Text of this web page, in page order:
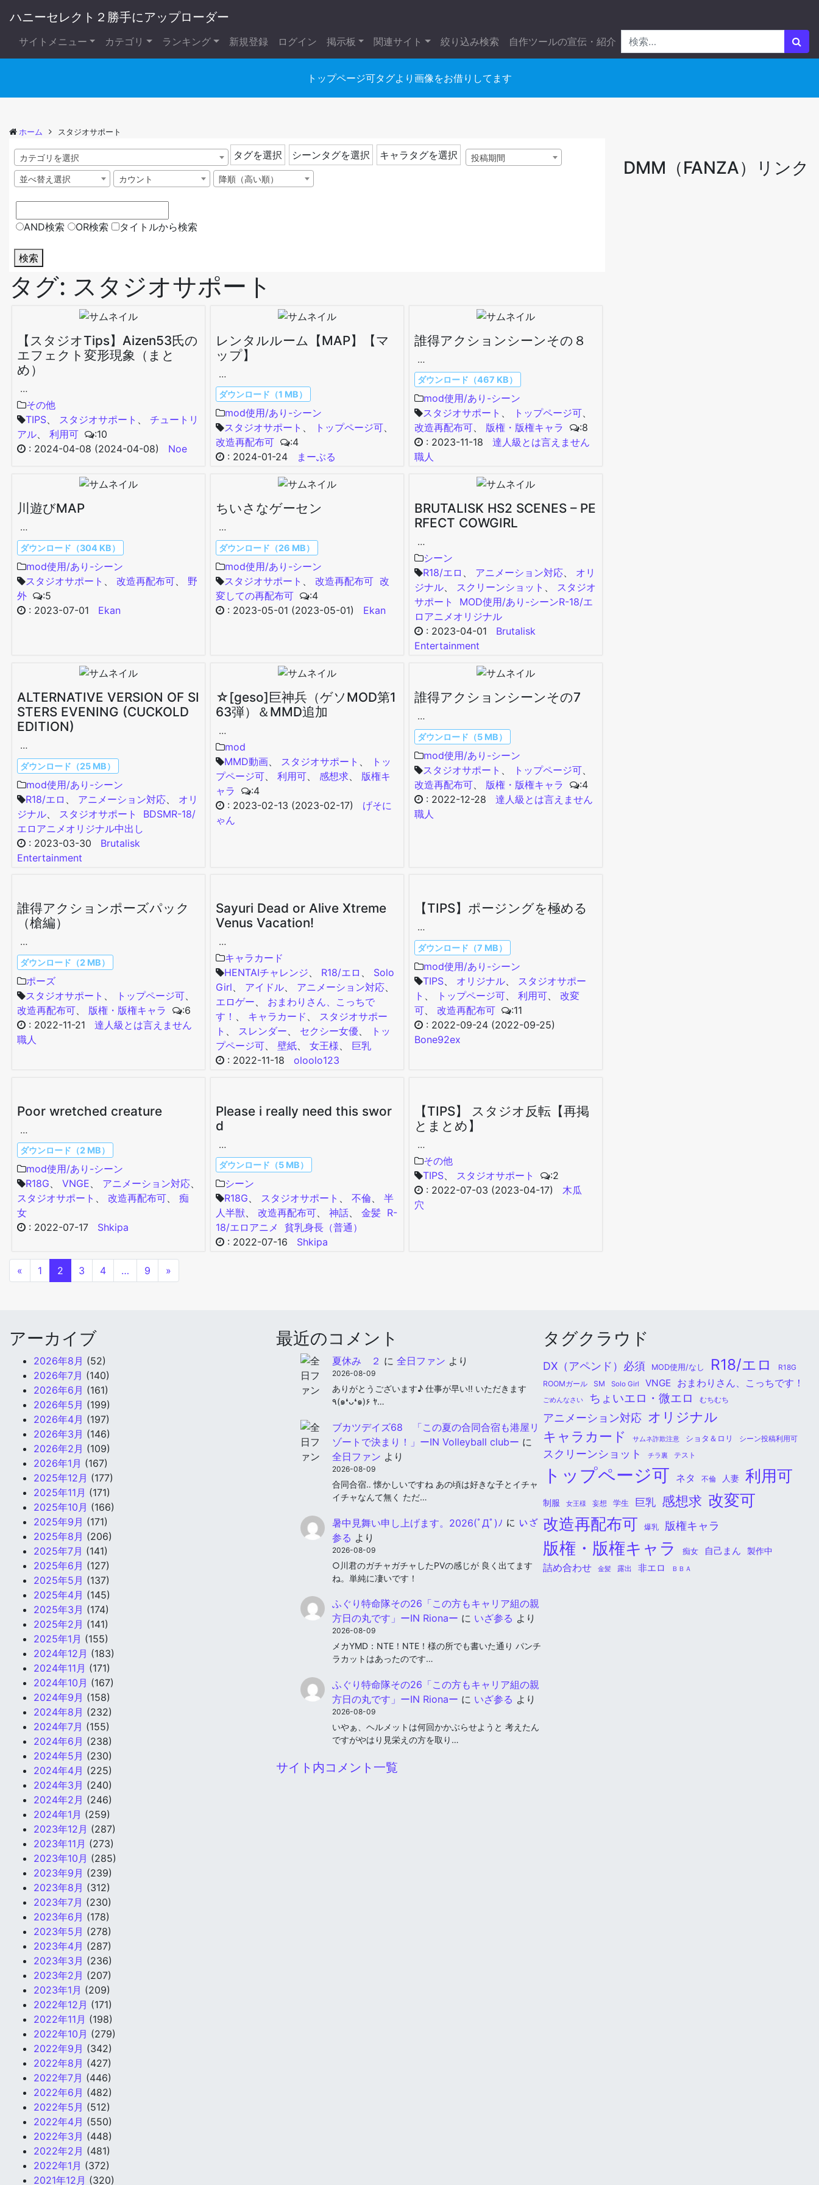
ハニーセレクト２勝手にアップローダー
サイトメニュー カテゴリ ランキング 新規登録 ログイン 掲示板 関連サイト 絞り込み検索 自作ツールの宣伝・紹介
トップページ可タグより画像をお借りしてます
ホーム スタジオサポート
カテゴリを選択 タグを選択 シーンタグを選択 キャラタグを選択 投稿期間
並べ替え選択 カウント 降順（高い順）
AND検索 OR検索 タイトルから検索
検索
タグ: スタジオサポート
【スタジオTips】Aizen53氏の
エフェクト変形現象（まと
め）
…
その他
TIPS、 スタジオサポート
チュートリ
アル、 利用可
:10
: 2024-04-08 (2024-04-08) Noe
レンタルルーム【MAP】【マ
ップ】
…
ダウンロード（1 MB）
mod使用/あり-シーン
スタジオサポート 、 トップページ可、
改造再配布可
:4
: 2024-01-24 まーぶる
誰得アクションシーンその８
…
ダウンロード（467 KB）
mod使用/あり-シーン
スタジオサポート 、 トップページ可、
改造再配布可、 版権・版権キャラ
:8
: 2023-11-18
達人級とは言えません
職人
川遊びMAP
…
ダウンロード（304 KB）
mod使用/あり-シーン
スタジオサポート
改造再配布可、 野
外
:5
: 2023-07-01 Ekan
ちいさなゲーセン
…
ダウンロード（26 MB）
mod使用/あり-シーン
スタジオサポート
改造再配布可 改
変しての再配布可
:4
: 2023-05-01 (2023-05-01) Ekan
BRUTALISK HS2 SCENES – PE
RFECT COWGIRL
…
シーン
R18/エロ 、 アニメーション対応、 オリ
ジナル、 スクリーンショット 、 スタジオ
サポート
MOD使用/あり-シーンR-18/エ
ロ アニメ オリジナル
: 2023-04-01
Brutalisk
Entertainment
ALTERNATIVE VERSION OF SI
STERS EVENING (CUCKOLD
EDITION)
…
ダウンロード（25 MB）
mod使用/あり-シーン
R18/エロ
アニメーション対応、 オリ
ジナル、 スタジオサポート BDSMR-18/
エロ アニメ オリジナル中出し
: 2023-03-30
Brutalisk
Entertainment
☆[geso]巨神兵（ゲソMOD第1
63弾）＆MMD追加
…
mod
MMD動画、 スタジオサポート 、
トッ
プページ可、 利用可、 感想求、 版権キ
ャラ
:4
: 2023-02-13 (2023-02-17)
げそに
ゃん
誰得アクションシーンその7
…
ダウンロード（5 MB）
mod使用/あり-シーン
スタジオサポート
トップページ可、
改造再配布可、 版権・版権キャラ
:4
: 2022-12-28
達人級とは言えません
職人
誰得アクションポーズパック
（槍編）
…
ダウンロード（2 MB）
ポーズ
スタジオサポート
トップページ可、
改造再配布可、 版権・版権キャラ
:6
: 2022-11-21
達人級とは言えません
職人
Sayuri Dead or Alive Xtreme
Venus Vacation!
…
キャラカード
HENTAIチャレンジ、 R18/エロ 、 Solo
Girl、 アイドル、 アニメーション対応、
エロゲー、 おまわりさん、こっちで
す！ 、 キャラカード 、 スタジオサポー
ト 、 スレンダー、 セクシー女優、
トッ
プページ可、 壁紙、 女王様、 巨乳
: 2022-11-18 oloolo123
【TIPS】ポージングを極める
…
ダウンロード（7 MB）
mod使用/あり-シーン
TIPS、 オリジナル、
スタジオサポー
ト
トップページ可、 利用可、 改変
可、 改造再配布可
:11
: 2022-09-24(2022-09-25)
Bone92ex
Рoor wretched creature
…
ダウンロード（2 MB）
mod使用/あり-シーン
R18G
VNGE アニメーション対応、
スタジオサポート
改造再配布可、 痴
女
: 2022-07-17 Shkipa
Please i really need this swor
d
…
ダウンロード（5 MB）
シーン
R18G
スタジオサポート 不倫
半
人半獣、 改造再配布可、 神話、 金髪 R-
18/エロ アニメ 貧乳身長（普通）
: 2022-07-16 Shkipa
【TIPS】 スタジオ反転【再掲
とまとめ】
…
その他
TIPS、 スタジオサポート
:2
: 2022-07-03 (2023-04-17)
木瓜
穴
« 1 2 3 4 … 9 »
DMM（FANZA）リンク
アーカイブ
2026年8月 (52)
2026年7月 (140)
2026年6月 (161)
2026年5月 (199)
2026年4月 (197)
2026年3月 (146)
2026年2月 (109)
2026年1月 (167)
2025年12月 (177)
2025年11月 (171)
2025年10月 (166)
2025年9月 (171)
2025年8月 (206)
2025年7月 (141)
2025年6月 (127)
2025年5月 (137)
2025年4月 (145)
2025年3月 (174)
2025年2月 (141)
2025年1月 (155)
2024年12月 (183)
2024年11月 (171)
2024年10月 (167)
2024年9月 (158)
2024年8月 (232)
2024年7月 (155)
2024年6月 (238)
2024年5月 (230)
2024年4月 (225)
2024年3月 (240)
2024年2月 (246)
2024年1月 (259)
2023年12月 (287)
2023年11月 (273)
2023年10月 (285)
2023年9月 (239)
2023年8月 (312)
2023年7月 (230)
2023年6月 (178)
2023年5月 (278)
2023年4月 (287)
2023年3月 (236)
2023年2月 (207)
2023年1月 (209)
2022年12月 (171)
2022年11月 (198)
2022年10月 (279)
2022年9月 (342)
2022年8月 (427)
2022年7月 (446)
2022年6月 (482)
2022年5月 (512)
2022年4月 (550)
2022年3月 (448)
2022年2月 (481)
2022年1月 (372)
2021年12月 (320)
最近のコメント
夏休み ２ に 全日ファン より
2026-08-09
ありがとうございます♪ 仕事が早い‼︎ いただきます
٩(๑❛ᴗ❛๑)۶ ﾔ…
ブカツデイズ68 「この夏の合同合宿も港屋リ
ゾートで決まり！」ーIN Volleyball clubー に
全日ファン より
2026-08-09
合同合宿‥ 懐かしいですね あの頃は好きな子とイチャ
イチャなんて無く ただ…
暑中見舞い申し上げます。2026(ﾟДﾟ)ﾉ に いざ
参る より
2026-08-09
○川君のガチャガチャしたPVの感じが 良く出てます
ね。単純に凄いです！
ふぐり特命隊その26「この方もキャリア組の親
方日の丸です」ーIN Rionaー に いざ参る より
2026-08-09
メカYMD：NTE！NTE！様の所でも書いた通り パンチ
ラカットはあったのです…
ふぐり特命隊その26「この方もキャリア組の親
方日の丸です」ーIN Rionaー に いざ参る より
2026-08-09
いやぁ、ヘルメットは何回かかぶらせようと 考えたん
ですがやはり見栄えの方を取り…
サイト内コメント一覧
タグクラウド
DX（アペンド）必須 MOD使用/なし R18/エロ R18G
ROOMガール SM Solo Girl VNGE おまわりさん、こっちです！
ごめんなさい ちょいエロ・微エロ むちむち
アニメーション対応 オリジナル
キャラカード
サムネ詐欺注意 ショタ＆ロリ シーン投稿利用可
スクリーンショット チラ裏 テスト
トップページ可 ネタ 不倫 人妻 利用可
制服 女王様 妄想 学生 巨乳 感想求 改変可
改造再配布可 爆乳 版権キャラ
版権・版権キャラ 痴女 自己まん 製作中
詰め合わせ 金髪 露出 非エロ ＢＢＡ